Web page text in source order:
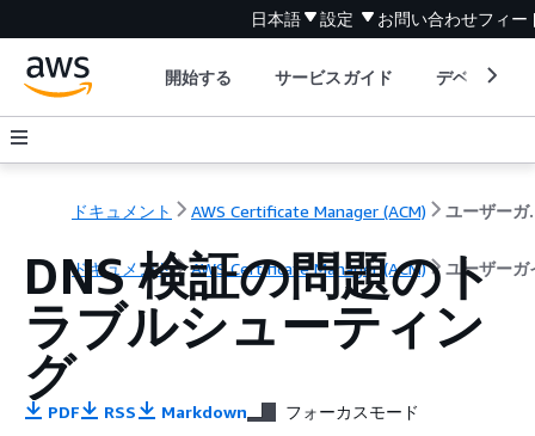
日本語 設定 お問い合わせフィー
開始する サービスガイド デベロッパ
ドキュメント AWS Certificate Manager (ACM) ユ
ドキュメント AWS Certificate Manager (ACM) ユーザーガ
DNS 検証の問題のト
ラブルシューティン
グ
PDF RSS Markdown フォーカスモード